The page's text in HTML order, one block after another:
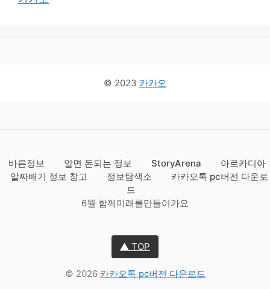
© 2023 카카오
바른정보 알면 돈되는 정보 StoryArena
아르카디아
알짜배기 정보 창고
정보탐색소
카카오톡 pc버전 다운로
드
6월 함께미래를만들어가요
▲ TOP
© 2026 카카오톡 pc버전 다운로드